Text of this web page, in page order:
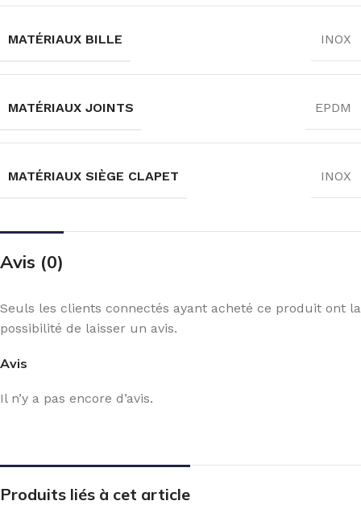
MATÉRIAUX BILLE INOX
MATÉRIAUX JOINTS EPDM
MATÉRIAUX SIÈGE CLAPET INOX
Avis (0)
Avis
Il n’y a pas encore d’avis.
Seuls les clients connectés ayant acheté ce produit ont la
possibilité de laisser un avis.
Produits liés à cet article